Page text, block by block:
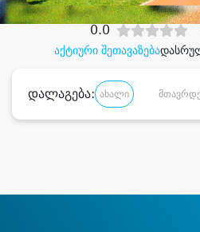
აქტიური შეთავაზება
0.0
დალაგება: ახალი